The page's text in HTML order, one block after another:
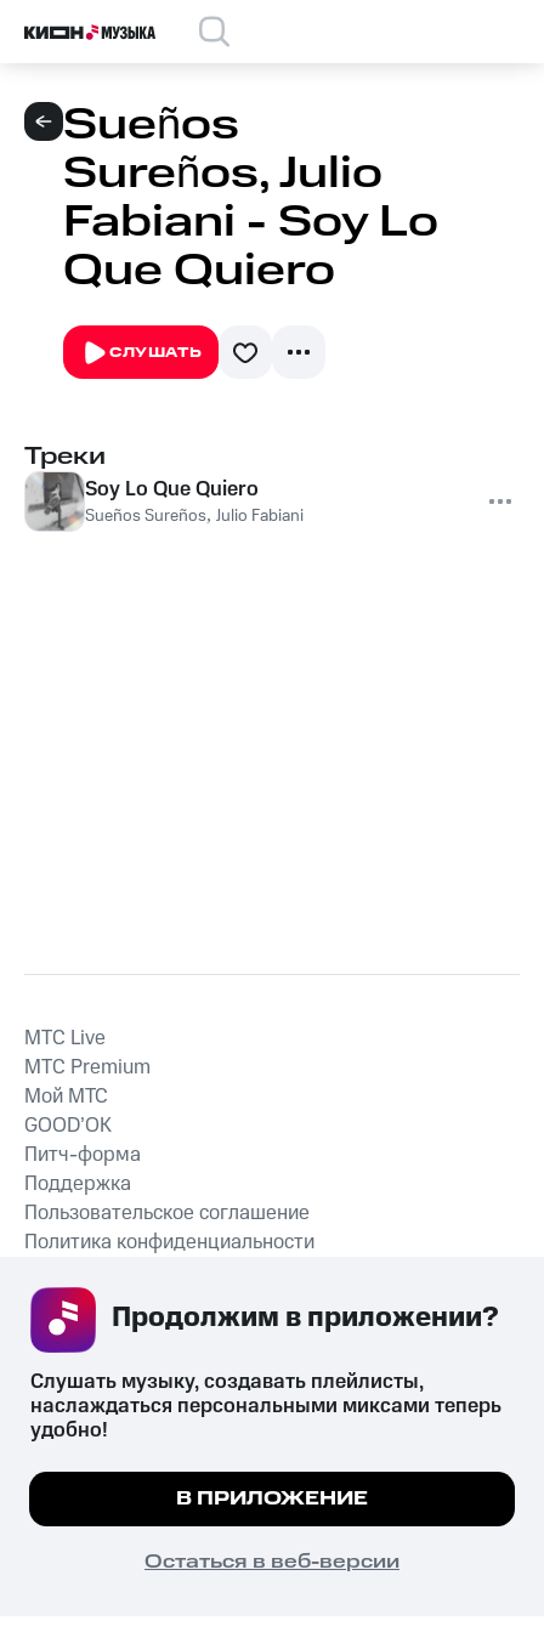
Sueños
Sureños, Julio
Fabiani - Soy Lo
Que Quiero
СЛУШАТЬ
Треки
Soy Lo Que Quiero
Sueños Sureños, Julio Fabiani
СКАЧАТЬ ПРИЛОЖЕНИЕ
MTС Live
MTС Premium
Мой МТС
GOOD’OK
Питч-форма
Поддержка
Пользовательское соглашение
Политика конфиденциальности
психотропных веществ, их аналогов причиняет вред здоровью,
их незаконный оборот запрещён и влечёт установленную
законодательством ответственность.
© 2026 ООО «КИОН».
Все права защищены
Мы используем куки, чтобы на сайте все
Подробнее
ПОНЯТНО
Слушать музыку, создавать плейлисты,
наслаждаться персональными миксами теперь
удобно!
В ПРИЛОЖЕНИЕ
Остаться в веб-версии